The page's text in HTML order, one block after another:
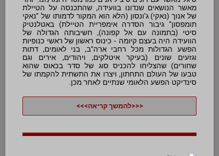
מאשר הנושאים שנדונו בוועידה, שהתכנסה על הטיילת
של אנוך (נאקי) ג'ונסון (הלא הוא המקור לדמותו של "נאקי
תומפסון" גיבור הסדרה אימפריית הטיילת) באטלנטיק
סיטי (בתמונה עם אל קפונה), חשיבותה הגדולה של
הוועידה היה בעצם קיומה - כינוס ראשון של ראשי כנופיות
הפשע הגדולות מכל רחבי ארה"ב, בני לאומים, דתות
וגזעים שונים (בעיקר איטלקים, ויהודים, אירים וגם
שחורים) שהצליחו להכניס סוג של סדר בכאוס שהוא
טבעו של העולם התחתון, ויצרו את התשתית להקמתו של
סינדיקט הפשע הלאומי שנתיים לאחר מכן.
<<<להמשך קריאה>>>